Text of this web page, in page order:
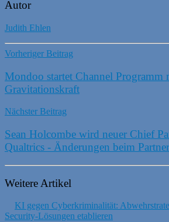
Autor
Judith Ehlen
Vorheriger Beitrag
Mondoo startet Channel Programm​
Gravitationskraft
Nächster Beitrag
Sean Holcombe wird neuer Chief
Qualtrics - Änderungen beim
Weitere Artikel
KI gegen Cyberkriminalität:
Security-Lösungen etablieren